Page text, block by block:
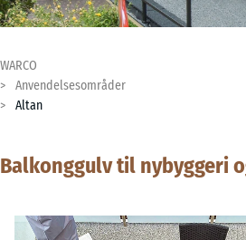
WARCO
Anvendelsesområder
Altan
Balkonggulv til nybyggeri